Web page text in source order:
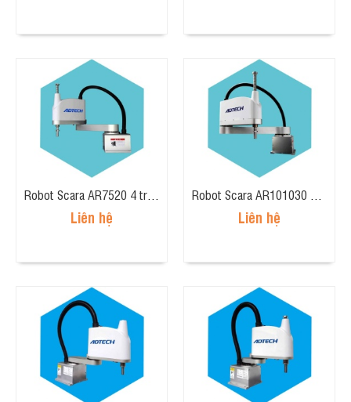
Liên hệ Liên hệ